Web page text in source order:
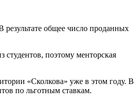
общее число проданных
студентов, поэтому менторская
«Сколкова» уже в этом году. В
по льготным ставкам.